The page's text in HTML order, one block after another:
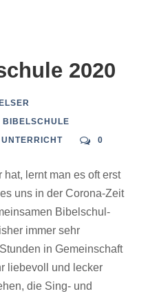
2020
BIBELSCHULE
UNTERRICHT 0
lernt man es oft erst
uns in der Corona-Zeit
Bibelschul-
immer sehr
in Gemeinschaft
liebevoll und lecker
die Sing- und